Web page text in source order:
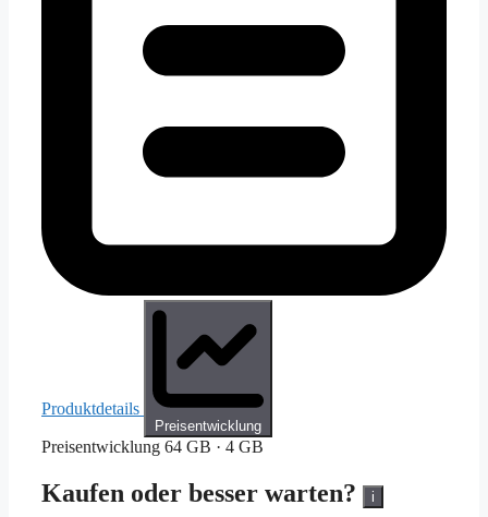
Produktdetails
Preisentwicklung
Preisentwicklung 64 GB · 4 GB
Kaufen oder besser warten? i